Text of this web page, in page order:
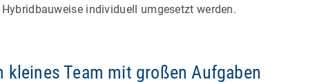
individuell umgesetzt werden.
kleines Team mit großen Aufgaben